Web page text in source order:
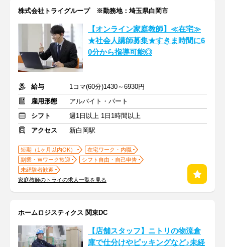
株式会社トライグループ ※勤務地：埼玉県白岡市
【オンライン家庭教師】≪在宅≫
★社会人講師募集★すきま時間に6
0分から指導可能◎
給与
1コマ(60分)1430～6930円
雇用形態
アルバイト・パート
シフト
週1日以上 1日1時間以上
アクセス
新白岡駅
短期（1ヶ月以内OK）
在宅ワーク・内職
副業・Ｗワーク歓迎
シフト自由・自己申告
未経験者歓迎
家庭教師のトライの求人一覧を見る
ホームロジスティクス 関東DC
【店舗スタッフ】ニトリの物流倉
庫で仕分けやピッキングなど♪未経